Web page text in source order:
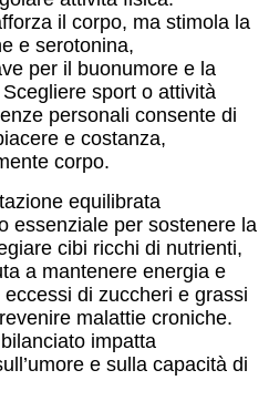
il corpo, ma stimola la
e serotonina,
per il buonumore e la
sport o attività
personali consente di
e costanza,
corpo.
equilibrata
essenziale per sostenere la
cibi ricchi di nutrienti,
a mantenere energia e
di zuccheri e grassi
malattie croniche.
impatta
e sulla capacità di